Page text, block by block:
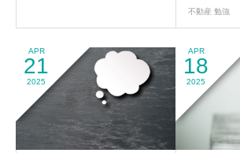
不動産 勉強
APR
21
2025
APR
18
2025